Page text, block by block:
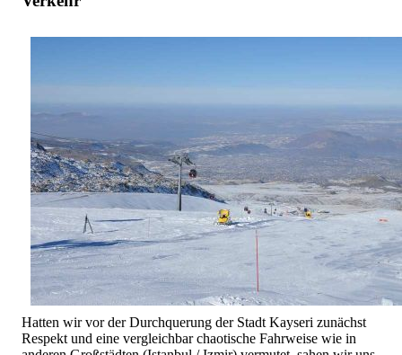
Hatten wir vor der Durchquerung der Stadt Kayseri zunächst
Respekt und eine vergleichbar chaotische Fahrweise wie in